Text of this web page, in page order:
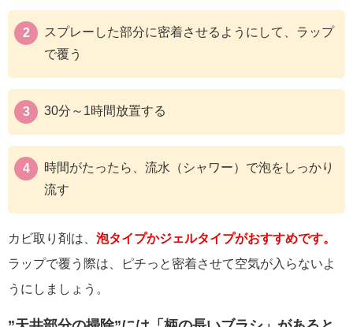
スプレーした部分に密着させるようにして、ラップ
で覆う
30分～1時間放置する
時間がたったら、流水（シャワー）で泡をしっかり
流す
カビ取り剤は、 泡タイプかジェルタイプがおすすめです。
ラップで覆う際は、ピチっと密着させて空気が入らないよ
うにしましょう。